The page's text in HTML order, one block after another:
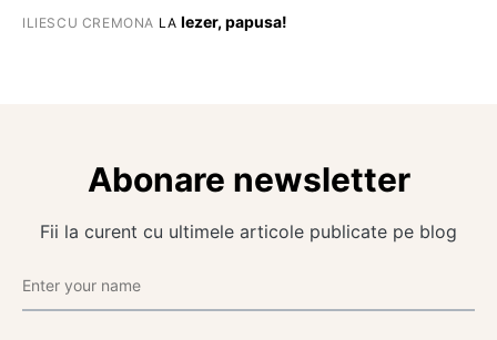
ILIESCU CREMONA LA Iezer, papusa!
Abonare newsletter
Fii la curent cu ultimele articole publicate pe blog